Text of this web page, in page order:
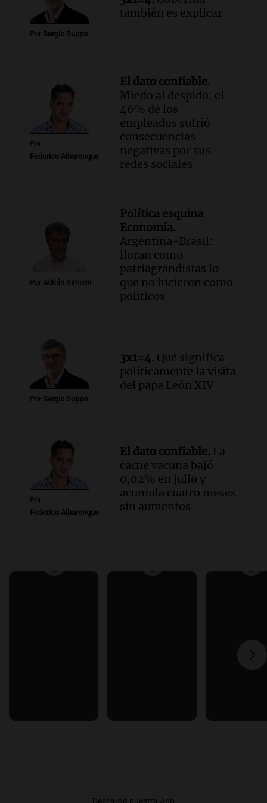
Por Sergio Suppo
también es explicar
Por
Federico Albarenque
El dato confiable.
Miedo al despido: el
46% de los
empleados sufrió
consecuencias
negativas por sus
redes sociales
Por Adrián Simioni
Política esquina
Economía.
Argentina-Brasil:
lloran como
patriagrandistas lo
que no hicieron como
politicos
Por Sergio Suppo
3x1=4. Qué significa
políticamente la visita
del papa León XIV
Por
Federico Albarenque
El dato confiable. La
carne vacuna bajó
0,02% en julio y
acumula cuatro meses
sin aumentos